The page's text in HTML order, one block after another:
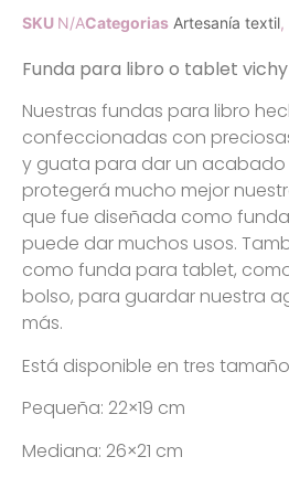
SKU N/ACategorias Artesanía textil,
Funda para libro o tablet
Nuestras fundas para libro
confeccionadas con
y guata para dar un
protegerá mucho mejor
que fue diseñada como
puede dar muchos usos.
como funda para tablet,
bolso, para guardar nuestra
más.
Está disponible en tres
Pequeña: 22×19 cm
Mediana: 26×21 cm